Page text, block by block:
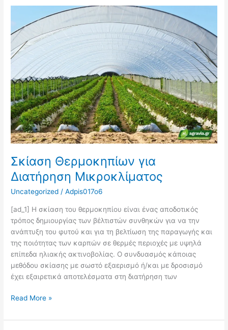
Σκίαση Θερμοκηπίων για
Διατήρηση Μικροκλίματος
Uncategorized /Adpis017o6
[ad_1] Η σκίαση του θερμοκηπίου είναι ένας αποδοτικός
τρόπος δημιουργίας των βέλτιστών συνθηκών για να την
ανάπτυξη του φυτού και για τη βελτίωση της παραγωγής και
της ποιότητας των καρπών σε θερμές περιοχές με υψηλά
επίπεδα ηλιακής ακτινοβολίας. Ο συνδυασμός κάποιας
μεθόδου σκίασης με σωστό εξαερισμό ή/και με δροσισμό
έχει εξαιρετικά αποτελέσματα στη διατήρηση των
Θερμοκηπίων
για
Διατήρηση
Μικροκλίματος
Read More »